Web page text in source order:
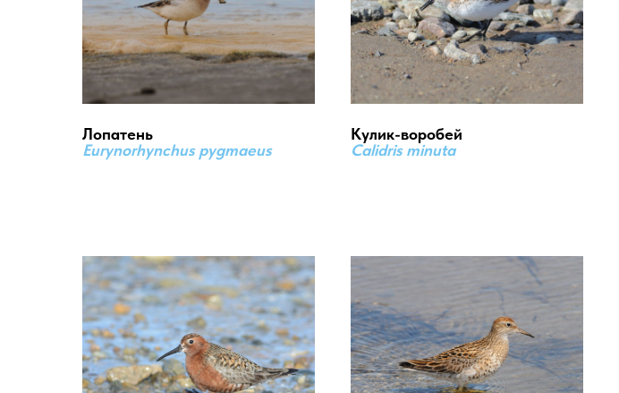
Лопатень
Eurynorhynchus pygmaeus
Кулик-воробей
Calidris minuta